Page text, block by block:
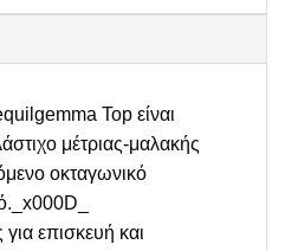
Top είναι
μέτριας-μαλακής
οκταγωνικό
για επισκευή και